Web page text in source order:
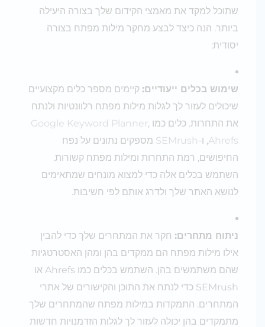
שתוכל למקד את מאמצי הקידום שלך בצורה היעילה
ביותר. הנה כיצד לבצע מחקר מילות מפתח בצורה
יסודית:
שימוש בכלים ייעודיים:קיימים מספר כלים מקצועיים
שיכולים לעזור לך לגלות מילות מפתח רלוונטיות ולנתח
את התחרות. כלים כמו Google Keyword Planner
Ahrefs, ו-SEMrushמספקים נתונים על נפח
החיפושים, רמת התחרות ומילות מפתח קשורות.
השתמש בכלים אלה כדי למצוא מונחים שמתאימים
לנושא האתר שלך ולדרג אותם לפי חשיבות.
ניתוח מתחרים:חקר את המתחרים שלך כדי להבין
אילו מילות מפתח הם ממקדים בהן ומהן האסטרטגיות
שהם משתמשים בהן. השתמש בכלים כמו Ahrefs או
SEMrush כדי לנתח את התוכן והקישורים של אתרי
המתחרים. התמקדות במילות מפתח שהמתחרים שלך
מתמקדים בהן יכולה לעזור לך לגלות הזדמנויות חדשות